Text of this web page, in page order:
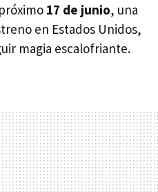
17 de junio, una
en Estados Unidos,
magia escalofriante.